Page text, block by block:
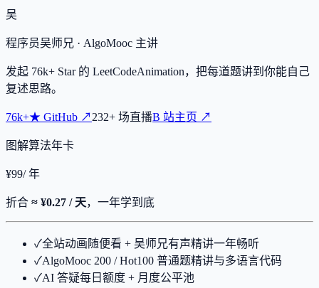
吴
程序员吴师兄 · AlgoMooc 主讲
发起 76k+ Star 的 LeetCodeAnimation，把每道题讲到你能自己
复述思路。
76k+★ GitHub ↗232+ 场直播B 站主页 ↗
图解算法年卡
¥99/ 年
折合 ≈ ¥0.27 / 天，一年学到底
✓全站动画随便看 + 吴师兄有声精讲一年畅听
✓AlgoMooc 200 / Hot100 普通题精讲与多语言代码
✓AI 答疑每日额度 + 月度公平池